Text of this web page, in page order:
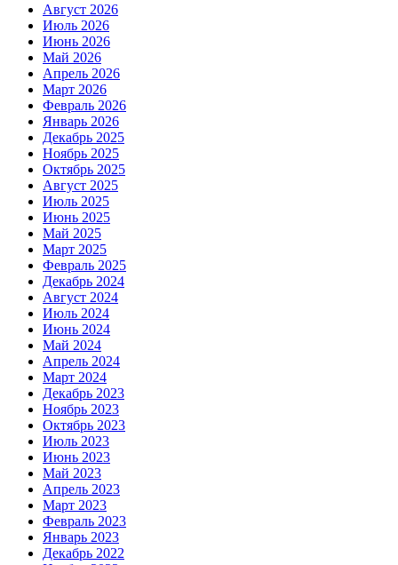
Август 2026
Июль 2026
Июнь 2026
Май 2026
Апрель 2026
Март 2026
Февраль 2026
Январь 2026
Декабрь 2025
Ноябрь 2025
Октябрь 2025
Август 2025
Июль 2025
Июнь 2025
Май 2025
Март 2025
Февраль 2025
Декабрь 2024
Август 2024
Июль 2024
Июнь 2024
Май 2024
Апрель 2024
Март 2024
Декабрь 2023
Ноябрь 2023
Октябрь 2023
Июль 2023
Июнь 2023
Май 2023
Апрель 2023
Март 2023
Февраль 2023
Январь 2023
Декабрь 2022